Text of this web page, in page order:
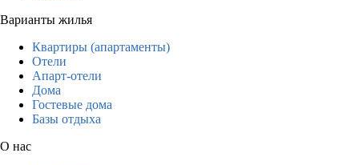
Варианты жилья
Квартиры (апартаменты)
Отели
Апарт-отели
Дома
Гостевые дома
Базы отдыха
О нас